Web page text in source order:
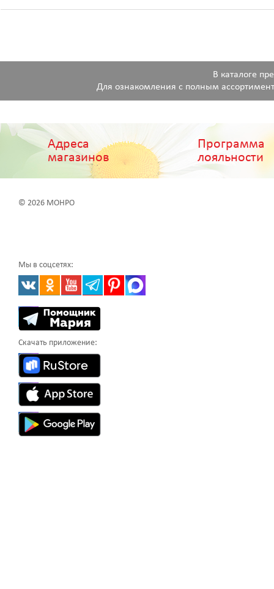
В каталоге
Для ознакомления с полным
Адреса
магазинов
Программа
лояльности
© 2026 МОНРО
Мы в соцсетях:
Скачать приложение: